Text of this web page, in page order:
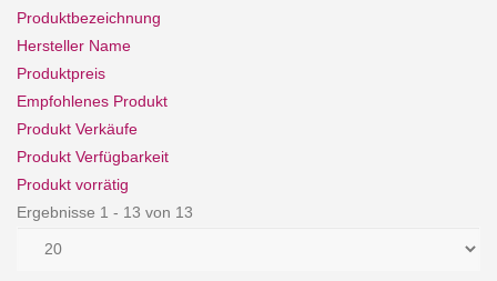
Produktbezeichnung
Hersteller Name
Produktpreis
Empfohlenes Produkt
Produkt Verkäufe
Produkt Verfügbarkeit
Produkt vorrätig
Ergebnisse 1 - 13 von 13